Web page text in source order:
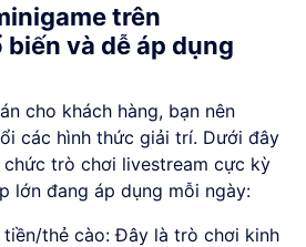
trên
và dễ áp dụng
cho khách hàng, bạn nên
các hình thức giải trí. Dưới đây
trò chơi livestream cực kỳ
lớn đang áp dụng mỗi ngày:
thẻ cào: Đây là trò chơi kinh